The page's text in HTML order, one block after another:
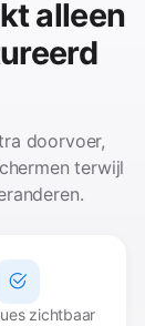
alleen
doorvoer,
terwijl
zichtbaar